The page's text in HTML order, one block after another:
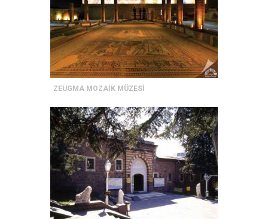
ZEUGMA MOZAİK MÜZESİ